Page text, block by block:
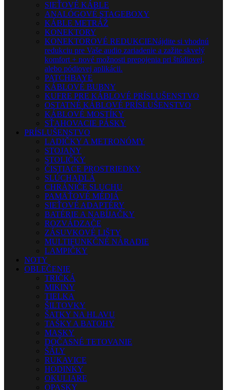
SIEŤOVÉ KÁBLE
ANALÓGOVÉ STAGEBOXY
KÁBLE METRÁŽ
KONEKTORY
KONEKTOROVÉ REDUKCIENájdite si vhodnú
redukciu pre Vaše audio zariadenie a zažite skvelý
komfort + nové možnosti prepojenia pri štúdiovej,
alebo pódiovej aplikácii.
PATCHBAYE
KÁBLOVÉ BUBNY
KUFRE PRE KÁBLOVÉ PRÍSLUŠENSTVO
OSTATNÉ KÁBLOVÉ PRÍSLUŠENSTVO
KÁBLOVÉ MOSTÍKY
SŤAHOVACIE PÁSKY
PRÍSLUŠENSTVO
LADIČKY A METRONÓMY
STOJANY
STOLIČKY
ČISTIACE PROSTRIEDKY
SLÚCHADLÁ
CHRÁNIČE SLUCHU
PAMÄŤOVÉ MÉDIÁ
SIEŤOVÉ ADAPTÉRY
BATÉRIE A NABÍJAČKY
ROZVÁDZAČE
ZÁSUVKOVÉ LIŠTY
MULTIFUNKČNÉ NÁRADIE
LAMPIČKY
NOTY
OBLEČENIE
TRIČKÁ
MIKINY
TIELKA
ŠILTOVKY
ŠATKY NA HLAVU
TAŠKY A BATOHY
MASKY
DOČASNÉ TETOVANIE
ŠÁLY
RUKAVICE
HODINKY
OKULIARE
OPASKY